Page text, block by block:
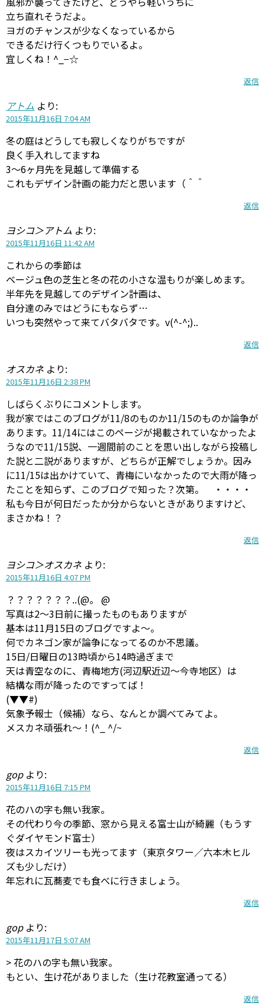
立ち直れそうだよ。
ヨガのチャンスが少なくなっているから
できるだけ行くつもりでいるよ。
宜しくね！^_−☆
返信
アトム より:
2015年11月16日 7:04 AM
冬の庭はどうしても寂しくなりがちですが
良く手入れしてますね
3～6ヶ月先を見越して準備する
これもデザイン計画の能力だと思います（＾＾
返信
ヨシコ＞アトム より:
2015年11月16日 11:42 AM
これからの季節は
ベージュ色の芝生と冬の花の小さな温もりが楽しめます。
半年先を見越してのデザイン計画は、
自分達のみではどうにもならず…
いつも突然やって来てバタバタです。v(^-^;)..
返信
オスカネ より:
2015年11月16日 2:38 PM
しばらくぶりにコメントします。
我が家ではこのブログが11/8のものか11/15のものか論争が
あります。11/14にはこのページが掲載されていなかったよ
うなので11/15説、一週間前のことを思い出しながら投稿し
た説と二説がありますが、どちらが正解でしょうか。因み
に11/15は出かけていて、青梅にいなかったので大雨が降っ
たことを知らず、このブログで知った？次第。 ・・・・
私も今日が何日だったか分からないときがありますけど、
まさかね！？
返信
ヨシコ＞オスカネ より:
2015年11月16日 4:07 PM
？？？？？？？..(@。 @
写真は2〜3日前に撮ったものもありますが
基本は11月15日のブログですよ〜。
何でカネゴン家が論争になってるのか不思議。
15日/日曜日の13時頃から14時過ぎまで
天は青空なのに、青梅地方(河辺駅近辺〜今寺地区）は
結構な雨が降ったのですってば！
(▼▼#)
気象予報士（候補）なら、なんとか調べてみてよ。
メスカネ頑張れ〜！(^_ ^/~
返信
gop より:
2015年11月16日 7:15 PM
花のハの字も無い我家。
その代わり今の季節、窓から見える富士山が綺麗（もうす
ぐダイヤモンド富士）
夜はスカイツリーも光ってます（東京タワー／六本木ヒル
ズも少しだけ）
年忘れに瓦蕎麦でも食べに行きましょう。
返信
gop より:
2015年11月17日 5:07 AM
> 花のハの字も無い我家。
もとい、生け花がありました（生け花教室通ってる）
返信